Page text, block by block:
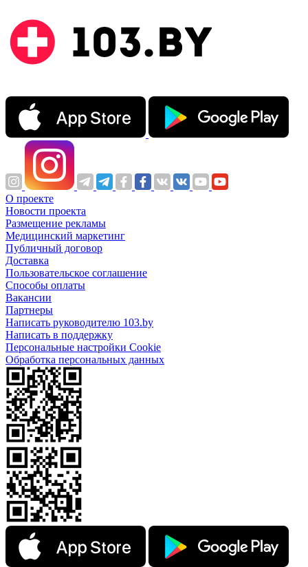
О проекте
Новости проекта
Размещение рекламы
Медицинский маркетинг
Публичный договор
Доставка
Пользовательское соглашение
Способы оплаты
Вакансии
Партнеры
Написать руководителю 103.by
Написать в поддержку
Персональные настройки Cookie
Обработка персональных данных